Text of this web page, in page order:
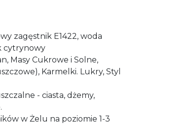
zagęstnik E1422, woda
cytrynowy
Masy Cukrowe i Solne,
Karmelki. Lukry, Styl
- ciasta, dżemy,
w Żelu na poziomie 1-3